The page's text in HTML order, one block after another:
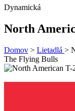
Dynamická
North
Domov > Lietadlá >
The Flying Bulls